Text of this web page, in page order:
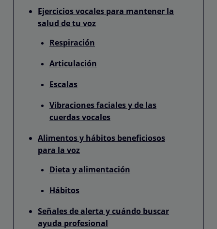
Ejercicios vocales para mantener la
salud de tu voz
Respiración
Articulación
Escalas
Vibraciones faciales y de las
cuerdas vocales
Alimentos y hábitos beneficiosos
para la voz
Dieta y alimentación
Hábitos
Señales de alerta y cuándo buscar
ayuda profesional